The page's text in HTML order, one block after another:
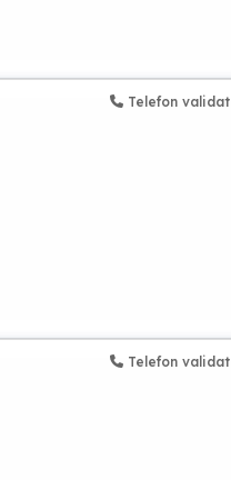
Telefon validat
Telefon validat